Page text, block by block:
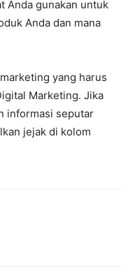
Anda gunakan untuk
Anda dan mana
yang harus
Marketing. Jika
informasi seputar
jejak di kolom